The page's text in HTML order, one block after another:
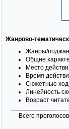
Жанрово-
Жанры/
Общие
Место
Время
Сюжетные
Линейность
Возраст
Всего